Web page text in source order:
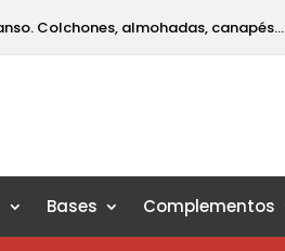
Colchones, almohadas, canapés…
Bases Complementos